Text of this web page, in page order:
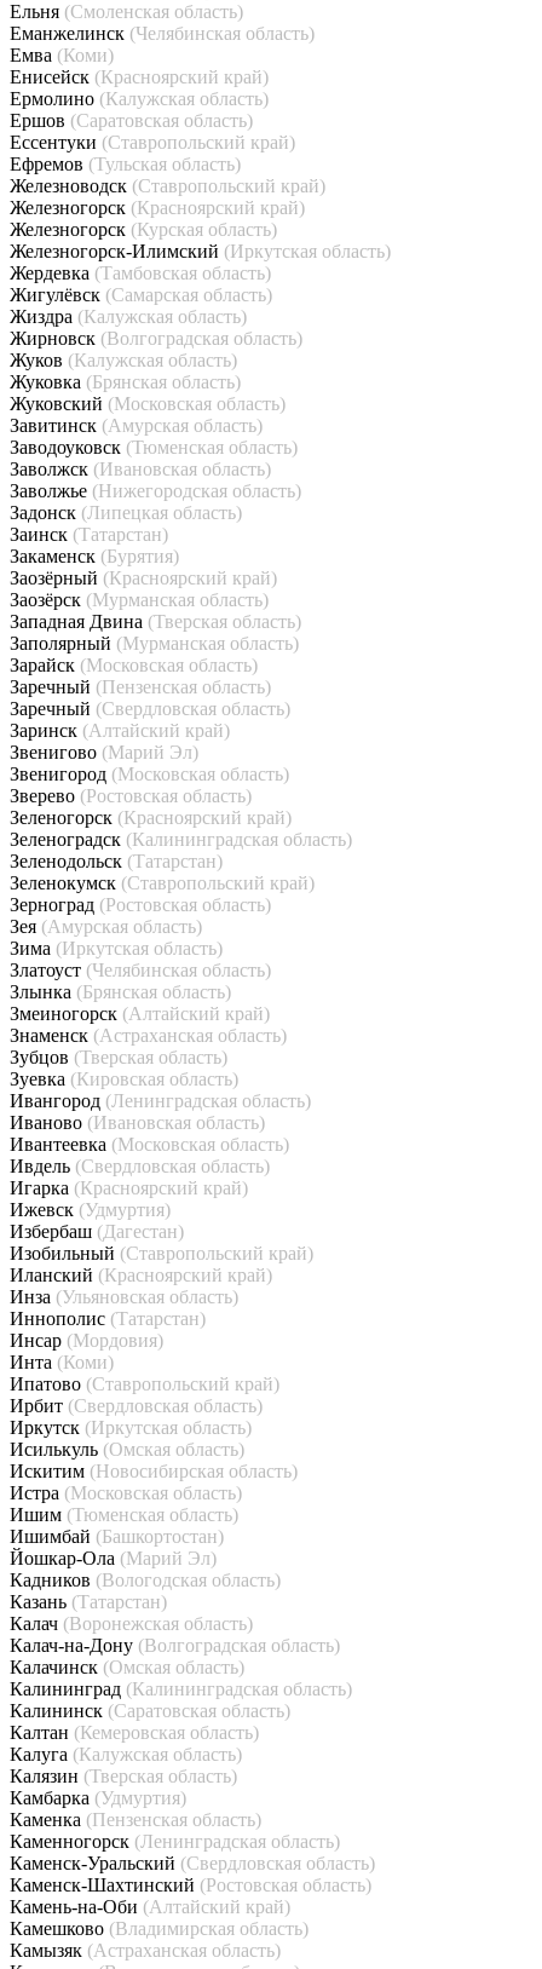
Ельня (Смоленская область)
Еманжелинск (Челябинская область)
Емва (Коми)
Енисейск (Красноярский край)
Ермолино (Калужская область)
Ершов (Саратовская область)
Ессентуки (Ставропольский край)
Ефремов (Тульская область)
Железноводск (Ставропольский край)
Железногорск (Красноярский край)
Железногорск (Курская область)
Железногорск-Илимский (Иркутская область)
Жердевка (Тамбовская область)
Жигулёвск (Самарская область)
Жиздра (Калужская область)
Жирновск (Волгоградская область)
Жуков (Калужская область)
Жуковка (Брянская область)
Жуковский (Московская область)
Завитинск (Амурская область)
Заводоуковск (Тюменская область)
Заволжск (Ивановская область)
Заволжье (Нижегородская область)
Задонск (Липецкая область)
Заинск (Татарстан)
Закаменск (Бурятия)
Заозёрный (Красноярский край)
Заозёрск (Мурманская область)
Западная Двина (Тверская область)
Заполярный (Мурманская область)
Зарайск (Московская область)
Заречный (Пензенская область)
Заречный (Свердловская область)
Заринск (Алтайский край)
Звенигово (Марий Эл)
Звенигород (Московская область)
Зверево (Ростовская область)
Зеленогорск (Красноярский край)
Зеленоградск (Калининградская область)
Зеленодольск (Татарстан)
Зеленокумск (Ставропольский край)
Зерноград (Ростовская область)
Зея (Амурская область)
Зима (Иркутская область)
Златоуст (Челябинская область)
Злынка (Брянская область)
Змеиногорск (Алтайский край)
Знаменск (Астраханская область)
Зубцов (Тверская область)
Зуевка (Кировская область)
Ивангород (Ленинградская область)
Иваново (Ивановская область)
Ивантеевка (Московская область)
Ивдель (Свердловская область)
Игарка (Красноярский край)
Ижевск (Удмуртия)
Избербаш (Дагестан)
Изобильный (Ставропольский край)
Иланский (Красноярский край)
Инза (Ульяновская область)
Иннополис (Татарстан)
Инсар (Мордовия)
Инта (Коми)
Ипатово (Ставропольский край)
Ирбит (Свердловская область)
Иркутск (Иркутская область)
Исилькуль (Омская область)
Искитим (Новосибирская область)
Истра (Московская область)
Ишим (Тюменская область)
Ишимбай (Башкортостан)
Йошкар-Ола (Марий Эл)
Кадников (Вологодская область)
Казань (Татарстан)
Калач (Воронежская область)
Калач-на-Дону (Волгоградская область)
Калачинск (Омская область)
Калининград (Калининградская область)
Калининск (Саратовская область)
Калтан (Кемеровская область)
Калуга (Калужская область)
Калязин (Тверская область)
Камбарка (Удмуртия)
Каменка (Пензенская область)
Каменногорск (Ленинградская область)
Каменск-Уральский (Свердловская область)
Каменск-Шахтинский (Ростовская область)
Камень-на-Оби (Алтайский край)
Камешково (Владимирская область)
Камызяк (Астраханская область)